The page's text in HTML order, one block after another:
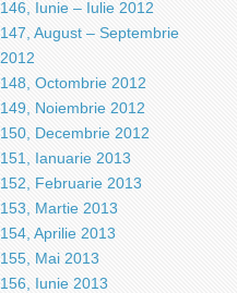
146, Iunie – Iulie 2012
147, August – Septembrie
2012
148, Octombrie 2012
149, Noiembrie 2012
150, Decembrie 2012
151, Ianuarie 2013
152, Februarie 2013
153, Martie 2013
154, Aprilie 2013
155, Mai 2013
156, Iunie 2013